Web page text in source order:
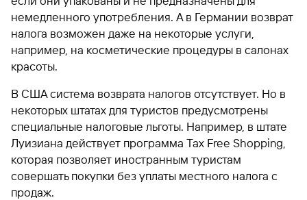
немедленного употребления. А в Германии возврат
налога возможен даже на некоторые услуги,
например, на косметические процедуры в салонах
красоты.
В США система возврата налогов отсутствует. Но в
некоторых штатах для туристов предусмотрены
специальные налоговые льготы. Например, в штате
Луизиана действует программа Tax Free Shopping,
которая позволяет иностранным туристам
совершать покупки без уплаты местного налога с
продаж.